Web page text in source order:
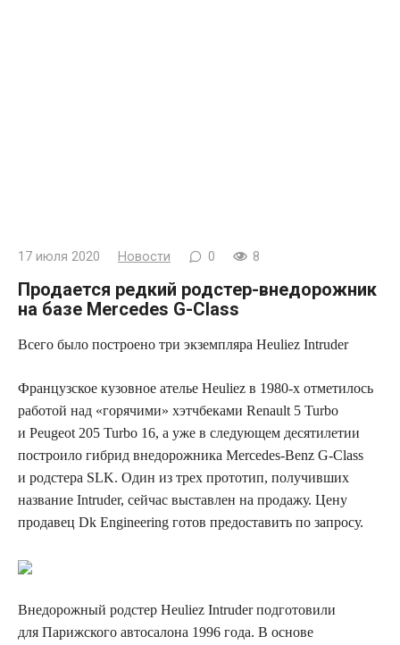
17 июля 2020 Новости 0 8
Продается редкий родстер-внедорожник
на базе Mercedes G-Class
Всего было построено три экземпляра Heuliez Intruder
Французское кузовное ателье Heuliez в 1980-х отметилось
работой над «горячими» хэтчбеками Renault 5 Turbo
и Peugeot 205 Turbo 16, а уже в следующем десятилетии
построило гибрид внедорожника Mercedes-Benz G-Class
и родстера SLK. Один из трех прототип, получивших
название Intruder, сейчас выставлен на продажу. Цену
продавец Dk Engineering готов предоставить по запросу.
Внедорожный родстер Heuliez Intruder подготовили
для Парижского автосалона 1996 года. В основе